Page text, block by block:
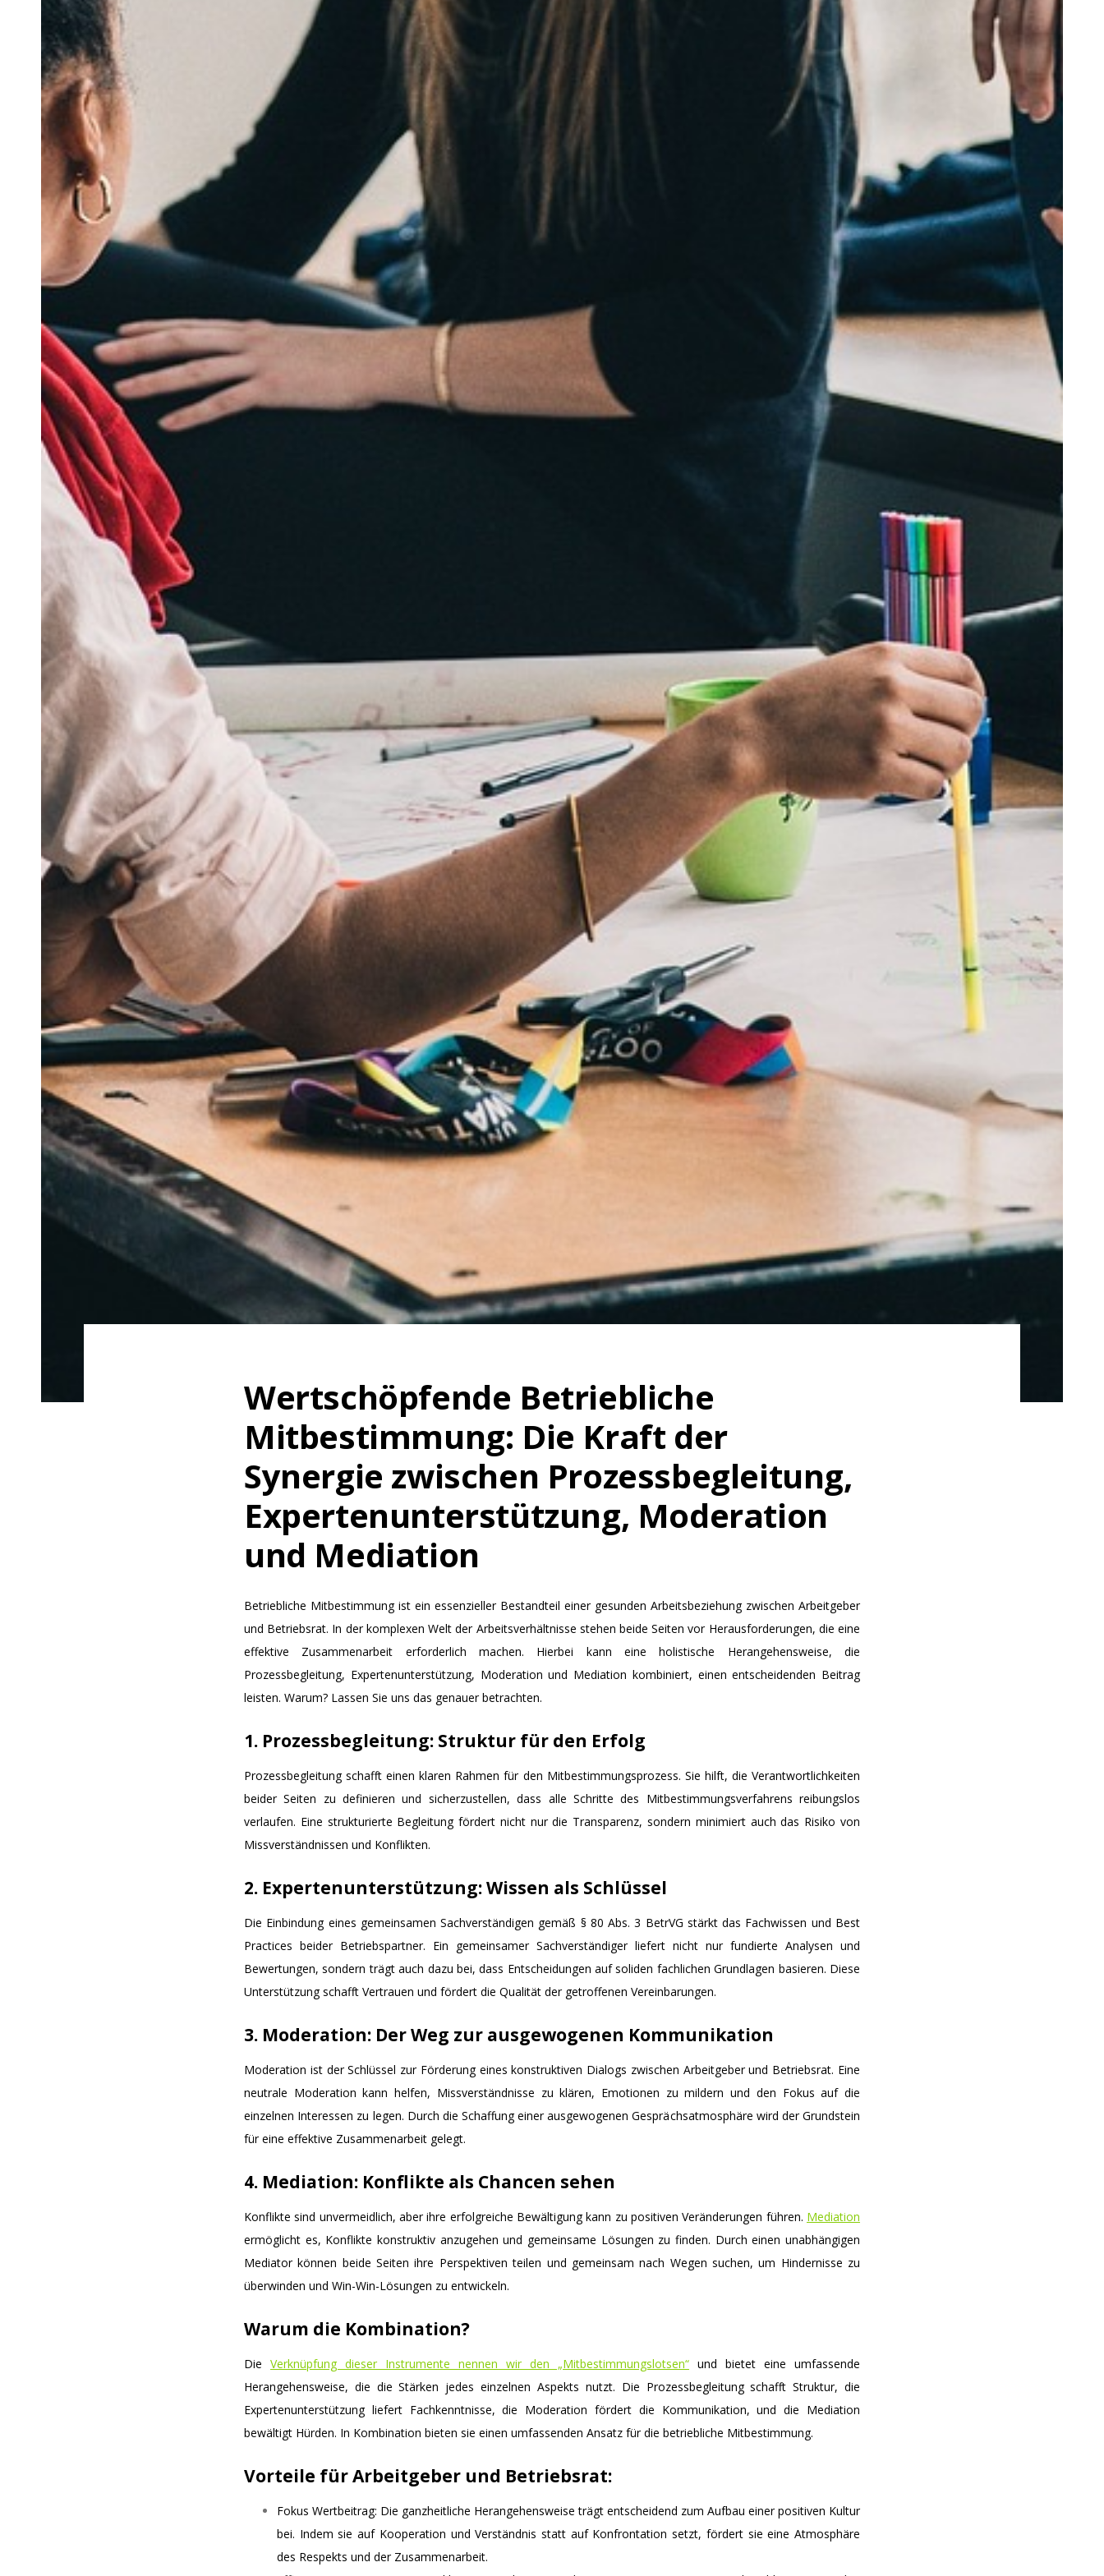
Wertschöpfende Betriebliche
Mitbestimmung: Die Kraft der
Synergie zwischen Prozessbegleitung,
Expertenunterstützung, Moderation
und Mediation
Betriebliche Mitbestimmung ist ein essenzieller Bestandteil einer gesunden Arbeitsbeziehung zwischen Arbeitgeber
und Betriebsrat. In der komplexen Welt der Arbeitsverhältnisse stehen beide Seiten vor Herausforderungen, die eine
effektive Zusammenarbeit erforderlich machen. Hierbei kann eine holistische Herangehensweise, die
Prozessbegleitung, Expertenunterstützung, Moderation und Mediation kombiniert, einen entscheidenden Beitrag
leisten. Warum? Lassen Sie uns das genauer betrachten.
1. Prozessbegleitung: Struktur für den Erfolg
Prozessbegleitung schafft einen klaren Rahmen für den Mitbestimmungsprozess. Sie hilft, die Verantwortlichkeiten
beider Seiten zu definieren und sicherzustellen, dass alle Schritte des Mitbestimmungsverfahrens reibungslos
verlaufen. Eine strukturierte Begleitung fördert nicht nur die Transparenz, sondern minimiert auch das Risiko von
Missverständnissen und Konflikten.
2. Expertenunterstützung: Wissen als Schlüssel
Die Einbindung eines gemeinsamen Sachverständigen gemäß § 80 Abs. 3 BetrVG stärkt das Fachwissen und Best
Practices beider Betriebspartner. Ein gemeinsamer Sachverständiger liefert nicht nur fundierte Analysen und
Bewertungen, sondern trägt auch dazu bei, dass Entscheidungen auf soliden fachlichen Grundlagen basieren. Diese
Unterstützung schafft Vertrauen und fördert die Qualität der getroffenen Vereinbarungen.
3. Moderation: Der Weg zur ausgewogenen Kommunikation
Moderation ist der Schlüssel zur Förderung eines konstruktiven Dialogs zwischen Arbeitgeber und Betriebsrat. Eine
neutrale Moderation kann helfen, Missverständnisse zu klären, Emotionen zu mildern und den Fokus auf die
einzelnen Interessen zu legen. Durch die Schaffung einer ausgewogenen Gesprächsatmosphäre wird der Grundstein
für eine effektive Zusammenarbeit gelegt.
4. Mediation: Konflikte als Chancen sehen
Konflikte sind unvermeidlich, aber ihre erfolgreiche Bewältigung kann zu positiven Veränderungen führen. Mediation
ermöglicht es, Konflikte konstruktiv anzugehen und gemeinsame Lösungen zu finden. Durch einen unabhängigen
Mediator können beide Seiten ihre Perspektiven teilen und gemeinsam nach Wegen suchen, um Hindernisse zu
überwinden und Win-Win-Lösungen zu entwickeln.
Warum die Kombination?
Die Verknüpfung dieser Instrumente nennen wir den „Mitbestimmungslotsen“ und bietet eine umfassende
Herangehensweise, die die Stärken jedes einzelnen Aspekts nutzt. Die Prozessbegleitung schafft Struktur, die
Expertenunterstützung liefert Fachkenntnisse, die Moderation fördert die Kommunikation, und die Mediation
bewältigt Hürden. In Kombination bieten sie einen umfassenden Ansatz für die betriebliche Mitbestimmung.
Vorteile für Arbeitgeber und Betriebsrat:
Fokus Wertbeitrag: Die ganzheitliche Herangehensweise trägt entscheidend zum Aufbau einer positiven Kultur
bei. Indem sie auf Kooperation und Verständnis statt auf Konfrontation setzt, fördert sie eine Atmosphäre
des Respekts und der Zusammenarbeit.